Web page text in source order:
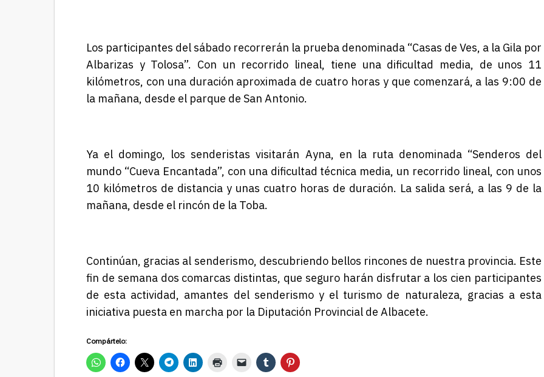
Los participantes del sábado recorrerán la prueba denominada “Casas de Ves, a la Gila por
Albarizas y Tolosa”. Con un recorrido lineal, tiene una dificultad media, de unos 11
kilómetros, con una duración aproximada de cuatro horas y que comenzará, a las 9:00 de
la mañana, desde el parque de San Antonio.
Ya el domingo, los senderistas visitarán Ayna, en la ruta denominada “Senderos del
mundo “Cueva Encantada”, con una dificultad técnica media, un recorrido lineal, con unos
10 kilómetros de distancia y unas cuatro horas de duración. La salida será, a las 9 de la
mañana, desde el rincón de la Toba.
Continúan, gracias al senderismo, descubriendo bellos rincones de nuestra provincia. Este
fin de semana dos comarcas distintas, que seguro harán disfrutar a los cien participantes
de esta actividad, amantes del senderismo y el turismo de naturaleza, gracias a esta
iniciativa puesta en marcha por la Diputación Provincial de Albacete.
Compártelo: